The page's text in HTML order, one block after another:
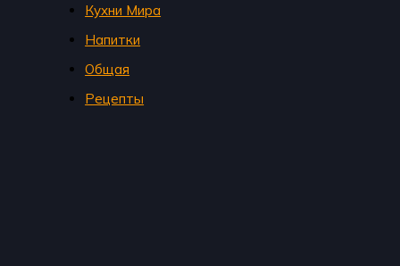
Кухни Мира
Напитки
Общая
Рецепты